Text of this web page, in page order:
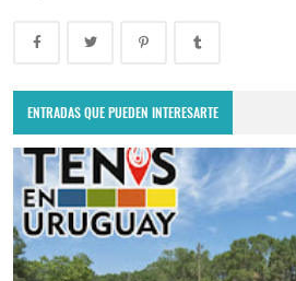
ENTRADAS QUE PUEDEN INTERESARTE